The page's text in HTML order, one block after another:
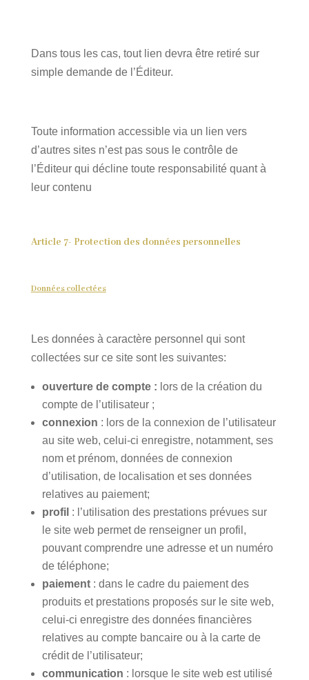
Dans tous les cas, tout lien devra être retiré sur
simple demande de l’Éditeur.
Toute information accessible via un lien vers
d’autres sites n’est pas sous le contrôle de
l’Éditeur qui décline toute responsabilité quant à
leur contenu
Article 7- Protection des données personnelles
Données collectées
Les données à caractère personnel qui sont
collectées sur ce site sont les suivantes:
ouverture de compte : lors de la création du
compte de l’utilisateur ;
connexion : lors de la connexion de l’utilisateur
au site web, celui-ci enregistre, notamment, ses
nom et prénom, données de connexion
d’utilisation, de localisation et ses données
relatives au paiement;
profil : l’utilisation des prestations prévues sur
le site web permet de renseigner un profil,
pouvant comprendre une adresse et un numéro
de téléphone;
paiement : dans le cadre du paiement des
produits et prestations proposés sur le site web,
celui-ci enregistre des données financières
relatives au compte bancaire ou à la carte de
crédit de l’utilisateur;
communication : lorsque le site web est utilisé